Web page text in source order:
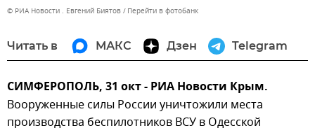
© РИА Новости . Евгений Биятов Перейти в фотобанк
Читать в МАКС Дзен Telegram
СИМФЕРОПОЛЬ, 31 окт - РИА Новости Крым.
Вооруженные силы России уничтожили места
производства беспилотников ВСУ в Одесской